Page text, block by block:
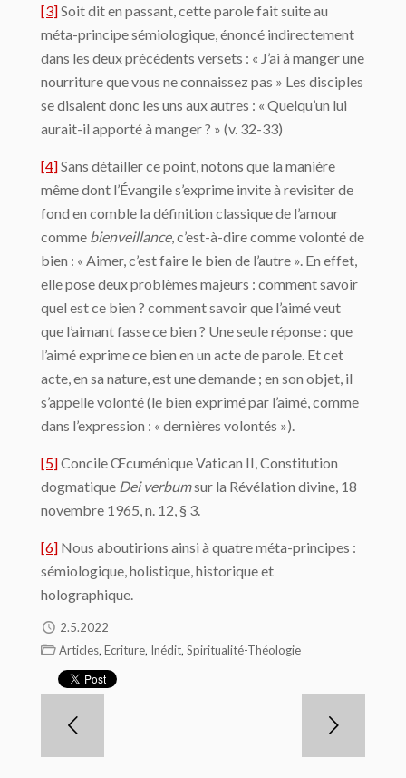
[3]Soit dit en passant, cette parole fait suite au
méta-principe sémiologique, énoncé indirectement
dans les deux précédents versets : « J’ai à manger une
nourriture que vous ne connaissez pas » Les disciples
se disaient donc les uns aux autres : « Quelqu’un lui
aurait-il apporté à manger ? » (v. 32-33)
[4]Sans détailler ce point, notons que la manière
même dont l’Évangile s’exprime invite à revisiter de
fond en comble la définition classique de l’amour
comme bienveillance, c’est-à-dire comme volonté de
bien : « Aimer, c’est faire le bien de l’autre ». En effet,
elle pose deux problèmes majeurs : comment savoir
quel est ce bien ? comment savoir que l’aimé veut
que l’aimant fasse ce bien ? Une seule réponse : que
l’aimé exprime ce bien en un acte de parole. Et cet
acte, en sa nature, est une demande ; en son objet, il
s’appelle volonté (le bien exprimé par l’aimé, comme
dans l’expression : « dernières volontés »).
[5]Concile Œcuménique Vatican II, Constitution
dogmatique Dei verbumsur la Révélation divine, 18
novembre 1965, n. 12, § 3.
[6] Nous aboutirions ainsi à quatre méta-principes :
sémiologique, holistique, historique et
holographique.
2.5.2022
Articles, Ecriture, Inédit, Spiritualité-Théologie